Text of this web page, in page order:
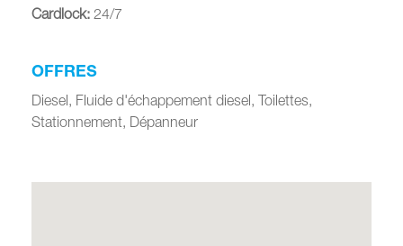
Cardlock: 24/7
OFFRES
Diesel, Fluide d'échappement diesel, Toilettes,
Stationnement, Dépanneur